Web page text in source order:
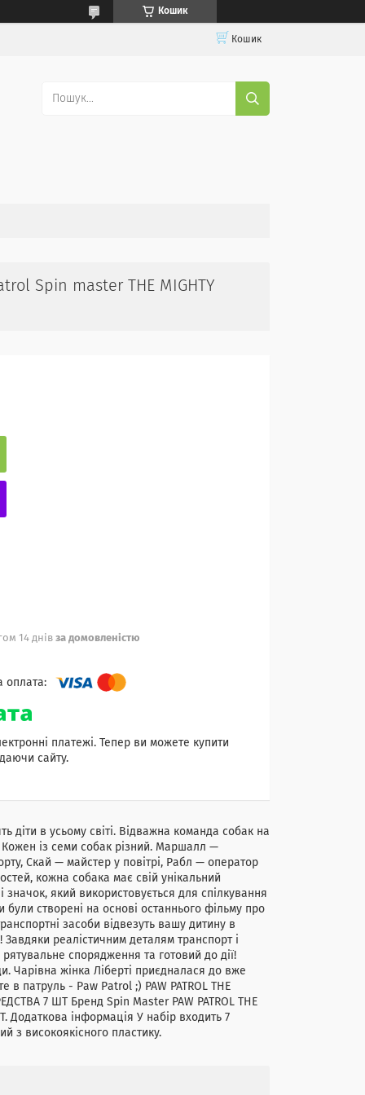
Кошик
Кошик
Spin master THE MIGHTY
14 днів за домовленістю
платежі. Тепер ви можете купити
сайту.
в усьому світі. Відважна команда собак на
із семи собак різний. Маршалл —
Скай — майстер у повітрі, Рабл — оператор
кожна собака має свій унікальний
який використовується для спілкування
створені на основі останнього фільму про
засоби відвезуть вашу дитину в
Завдяки реалістичним деталям транспорт і
спорядження та готовий до дії!
Чарівна жінка Ліберті приєдналася до вже
патруль - Paw Patrol ;) PAW PATROL THE
7 ШТ Бренд Spin Master PAW PATROL THE
інформація У набір входить 7
з високоякісного пластику.